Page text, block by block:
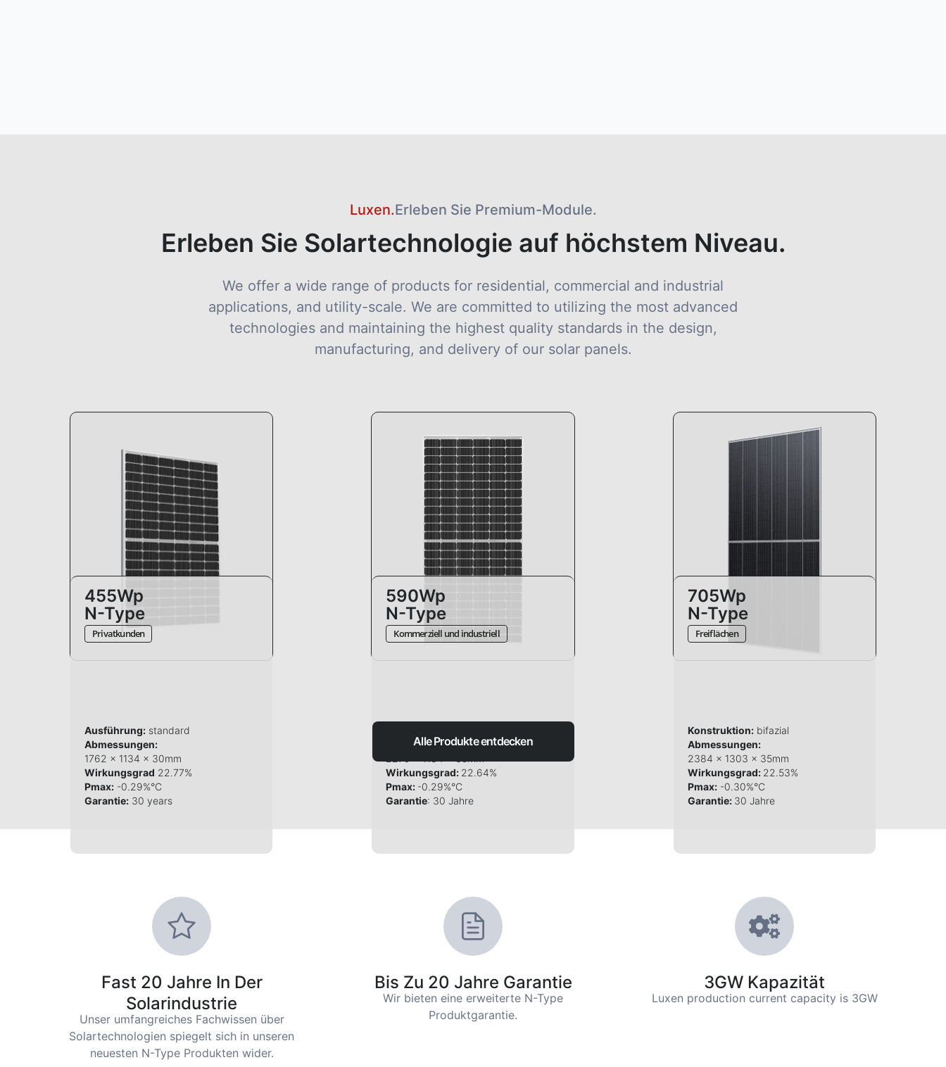
Luxen.Erleben Sie Premium-Module.
Erleben Sie Solartechnologie auf höchstem Niveau.
We offer a wide range of products for residential, commercial and industrial
applications, and utility-scale. We are committed to utilizing the most advanced
technologies and maintaining the highest quality standards in the design,
manufacturing, and delivery of our solar panels.
455Wp
N-Type
Privatkunden
Ausführung: standard
Abmessungen:
1762 x 1134 x 30mm
Wirkungsgrad 22.77%
Pmax: -0.29%°C
Garantie: 30 years
590Wp
N-Type
Kommerziell und industriell
Abmessungen:
Wirkungsgrad: 22.64%
Pmax: -0.29%°C
Garantie: 30 Jahre
705Wp
N-Type
Freiflächen
Konstruktion:bifazial
Abmessungen:
2384 x 1303 x 35mm
Wirkungsgrad: 22.53%
Pmax:-0.30%°C
Garantie: 30 Jahre
Alle Produkte entdecken
Fast 20 Jahre In Der
Solarindustrie
Unser umfangreiches Fachwissen über
Solartechnologien spiegelt sich in unseren
neuesten N-Type Produkten wider.
Bis Zu 20 Jahre Garantie
Wir bieten eine erweiterte N-Type
Produktgarantie.
3GW Kapazität
Luxen production current capacity is 3GW